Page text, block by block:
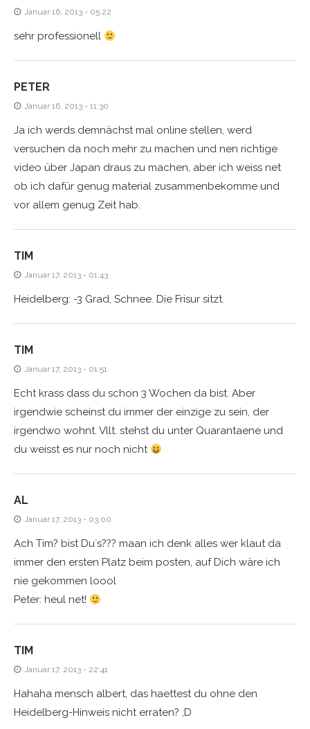
Januar 16, 2013 - 05:22
sehr professionell
PETER
Januar 16, 2013 - 11:30
Ja ich werds demnächst mal online stellen, werd
versuchen da noch mehr zu machen und nen richtige
video über Japan draus zu machen, aber ich weiss net
ob ich dafür genug material zusammenbekomme und
vor allem genug Zeit hab.
TIM
Januar 17, 2013 - 01:43
Heidelberg: -3 Grad, Schnee. Die Frisur sitzt.
TIM
Januar 17, 2013 - 01:51
Echt krass dass du schon 3 Wochen da bist. Aber
irgendwie scheinst du immer der einzige zu sein, der
irgendwo wohnt. Vllt. stehst du unter Quarantaene und
du weisst es nur noch nicht
AL
Januar 17, 2013 - 03:00
Ach Tim? bist Du´s??? maan ich denk alles wer klaut da
immer den ersten Platz beim posten, auf Dich wäre ich
nie gekommen loool
Peter: heul net!
TIM
Januar 17, 2013 - 22:41
Hahaha mensch albert, das haettest du ohne den
Heidelberg-Hinweis nicht erraten? ;D